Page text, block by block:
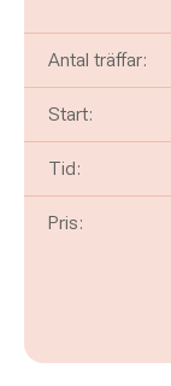
Antal träffar:
Start:
Tid:
Pris: